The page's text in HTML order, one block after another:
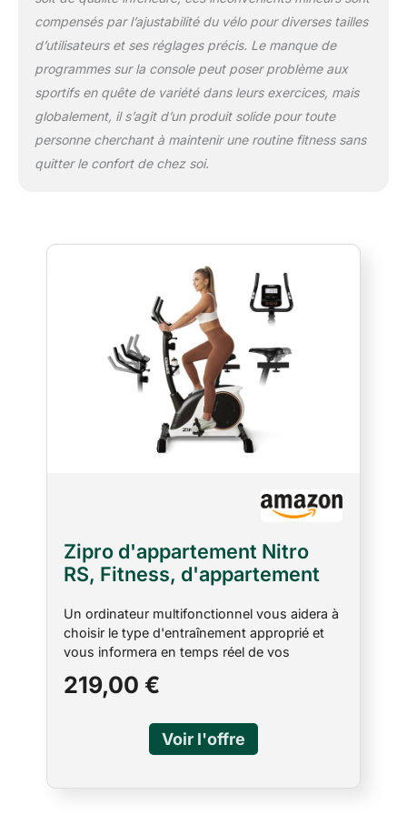
compensés par l’ajustabilité du vélo pour diverses tailles
d’utilisateurs et ses réglages précis. Le manque de
programmes sur la console peut poser problème aux
sportifs en quête de variété dans leurs exercices, mais
globalement, il s’agit d’un produit solide pour toute
personne cherchant à maintenir une routine fitness sans
quitter le confort de chez soi.
Zipro d'appartement Nitro
RS, Fitness, d'appartement
d'intérieur, d'entraînement à
domicile, à piles
Un ordinateur multifonctionnel vous aidera à
choisir le type d'entraînement approprié et
vous informera en temps réel de vos
d'un système de résistance magnétique
et un confort d'entraînement optimal.
L'hydratation est essentielle pendant l'effort,
219,00 €